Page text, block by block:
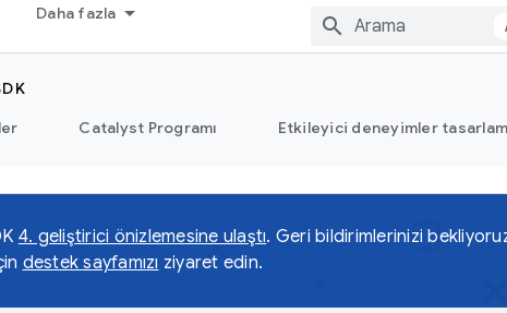
Daha fazla
Catalyst Programı Etkileyici deneyimler
4. geliştirici önizlemesine ulaştı. Geri bildirimlerinizi
destek sayfamızı ziyaret edin.